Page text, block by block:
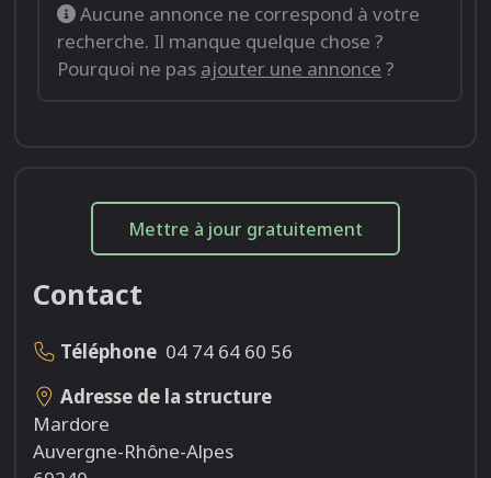
Aucune annonce ne correspond à votre
recherche. Il manque quelque chose ?
Pourquoi ne pas ajouter une annonce ?
Mettre à jour gratuitement
Contact
Téléphone 04 74 64 60 56
Adresse de la structure
Mardore
Auvergne-Rhône-Alpes